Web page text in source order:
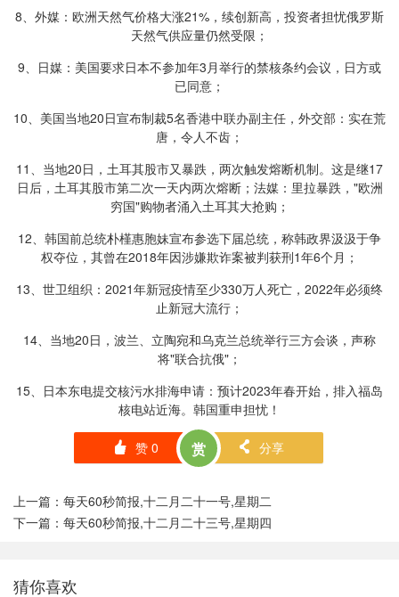
8、外媒：欧洲天然气价格大涨21%，续创新高，投资者担忧俄罗斯
天然气供应量仍然受限；
9、日媒：美国要求日本不参加年3月举行的禁核条约会议，日方或
已同意；
10、美国当地20日宣布制裁5名香港中联办副主任，外交部：实在荒
唐，令人不齿；
11、当地20日，土耳其股市又暴跌，两次触发熔断机制。这是继17
日后，土耳其股市第二次一天内两次熔断；法媒：里拉暴跌，"欧洲
穷国"购物者涌入土耳其大抢购；
12、韩国前总统朴槿惠胞妹宣布参选下届总统，称韩政界汲汲于争
权夺位，其曾在2018年因涉嫌欺诈案被判获刑1年6个月；
13、世卫组织：2021年新冠疫情至少330万人死亡，2022年必须终
止新冠大流行；
14、当地20日，波兰、立陶宛和乌克兰总统举行三方会谈，声称
将"联合抗俄"；
15、日本东电提交核污水排海申请：预计2023年春开始，排入福岛
核电站近海。韩国重申担忧！
󰄼 赞 0 赏 󰄯 分享
上一篇： 每天60秒简报,十二月二十一号,星期二
下一篇： 每天60秒简报,十二月二十三号,星期四
猜你喜欢